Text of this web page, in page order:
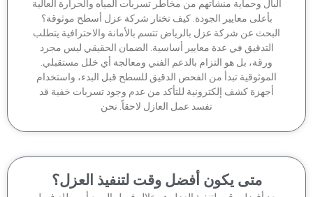
وحماية منشآتهم من مخاطر تسربات المياه والحرارة العالية
بأعلى معايير الجودة. كيف تختار شركة عزل أسطح موثوقة؟
عن شركة عزل بالرياض تتسم بالأمانة والاحترافية يتطلب
التدقيق في عدة معايير أساسية. الضمان الحقيقي ليس مجرد
ورقة، بل هو التزام بالدعم الفني ومعالجة أي خلل مستقبلي.
الموثوقية تبدأ من الفحص الدقيق للسطح قبل البدء، واستخدام
أجهزة كشف إلكترونية للتأكد من عدم وجود تسربات خفية قد
تفسد عمل العازل لاحقاً. نحن
متى يكون أفضل وقت لتنفيذ العزل؟